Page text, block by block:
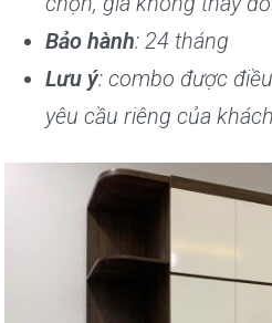
Bảo hành: 24 tháng
Lưu ý: combo được
yêu cầu riêng của